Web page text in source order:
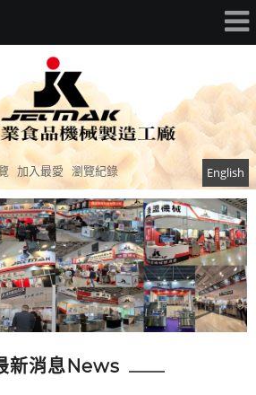
加入最愛 English
瀏覽紀錄
新消息News